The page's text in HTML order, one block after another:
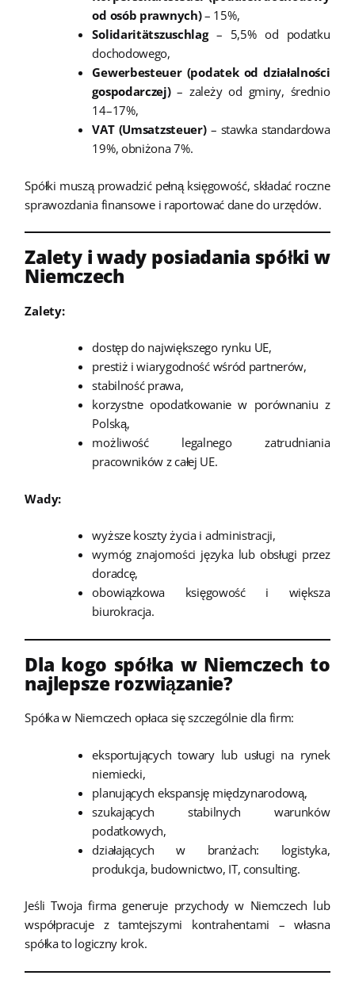
od osób prawnych)– 15%,
Solidaritätszuschlag– 5,5% od podatku
dochodowego,
Gewerbesteuer (podatek od działalności
gospodarczej)– zależy od gminy, średnio
14–17%,
VAT (Umsatzsteuer)– stawka standardowa
19%, obniżona 7%.
Spółki muszą prowadzić pełną księgowość, składać roczne
sprawozdania finansowe i raportować dane do urzędów.
Zalety i wady posiadania spółki w
Niemczech
Zalety:
dostęp do największego rynku UE,
prestiż i wiarygodność wśród partnerów,
stabilność prawa,
korzystne opodatkowanie w porównaniu z
Polską,
możliwość legalnego zatrudniania
pracowników z całej UE.
Wady:
wyższe koszty życia i administracji,
wymóg znajomości języka lub obsługi przez
doradcę,
obowiązkowa księgowość i większa
biurokracja.
Dla kogo spółka w Niemczech to
najlepsze rozwiązanie?
Spółka w Niemczech opłaca się szczególnie dla firm:
eksportujących towary lub usługi na rynek
niemiecki,
planujących ekspansję międzynarodową,
szukających stabilnych warunków
podatkowych,
działających w branżach: logistyka,
produkcja, budownictwo, IT, consulting.
Jeśli Twoja firma generuje przychody w Niemczech lub
współpracuje z tamtejszymi kontrahentami – własna
spółka to logiczny krok.